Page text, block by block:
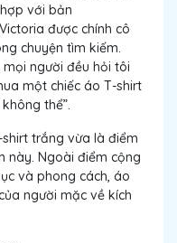
với bản
được chính cô
chuyện tìm kiếm.
người đều hỏi tôi
một chiếc áo T-shirt
thể”.
trắng vừa là điểm
này. Ngoài điểm cộng
và phong cách, áo
người mặc về kích